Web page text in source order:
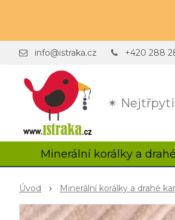
✴
info@istraka.cz +420 288
Minerální korálky a
Úvod Minerální korálky a drahé